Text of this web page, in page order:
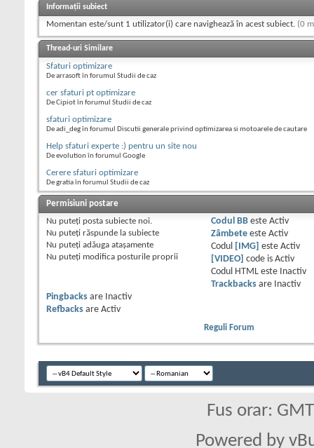
Informații subiect
Momentan este/sunt 1 utilizator(i) care navighează în acest subiect. (0
Thread-uri Similare
Sfaturi optimizare
De arrasoft în forumul Studii de caz
cer sfaturi pt optimizare
De Cipiot în forumul Studii de caz
sfaturi optimizare
De adi_deg în forumul Discutii generale privind optimizarea si motoarele de cautare
Help sfaturi experte :) pentru un site nou
De evolution în forumul Google
Cerere sfaturi optimizare
De gratia în forumul Studii de caz
Permisiuni postare
Nu puteţi posta subiecte noi.
Nu puteţi răspunde la subiecte
Nu puteţi adăuga ataşamente
Nu puteţi modifica posturile proprii
Codul BBeste Activ
Zâmbeteeste Activ
Codul
[IMG] este Activ
[VIDEO]
code is Activ
Codul HTML este
Inactiv
Trackbacksare
Inactiv
Pingbacks are
Inactiv
Refbacks are Activ
Reguli Forum
Fus orar:
Powered by